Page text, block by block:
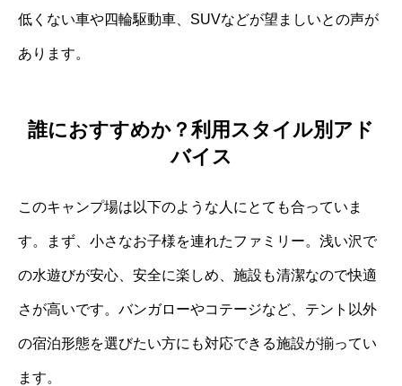
低くない車や四輪駆動車、SUVなどが望ましいとの声が
あります。
誰におすすめか？利用スタイル別アド
バイス
このキャンプ場は以下のような人にとても合っていま
す。まず、小さなお子様を連れたファミリー。浅い沢で
の水遊びが安心、安全に楽しめ、施設も清潔なので快適
さが高いです。バンガローやコテージなど、テント以外
の宿泊形態を選びたい方にも対応できる施設が揃ってい
ます。